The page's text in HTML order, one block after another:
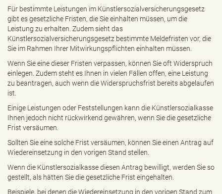
Für bestimmte Leistungen im Künstlersozialversicherungsgesetz
gibt es gesetzliche Fristen, die Sie einhalten müssen, um die
Leistung zu erhalten. Zudem sieht das
Künstlersozialversicherungsgesetz bestimmte Meldefristen vor, die
Sie im Rahmen Ihrer Mitwirkungspflichten einhalten müssen.
Wenn Sie eine dieser Fristen verpassen, können Sie oft Widerspruch
einlegen. Zudem steht es Ihnen in vielen Fällen offen, eine Leistung
zu beantragen, auch wenn die Widerspruchsfrist bereits abgelaufen
ist.
Einige Leistungen oder Feststellungen kann die Künstlersozialkasse
Ihnen jedoch nicht rückwirkend gewähren, wenn Sie die gesetzliche
Frist versäumen.
Sollten Sie eine solche Frist versäumen, können Sie einen Antrag auf
Wiedereinsetzung in den vorigen Stand stellen.
Wenn die Künstlersozialkasse diesen Antrag bewilligt, werden Sie so
gestellt, als hätten Sie die gesetzliche Frist eingehalten.
Beispiele, bei denen die Wiedereinsetzung in den vorigen Stand zum